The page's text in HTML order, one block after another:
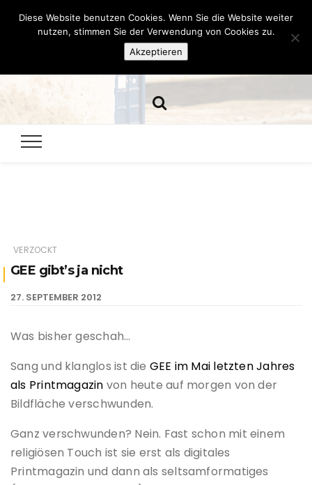
Hazamelistan
VERZOCKT
GEE gibt’s ja nicht
27. SEPTEMBER 2012
Was bisher geschah…
Sang und klanglos ist die GEE im Mai letzten Jahres
als Printmagazin von heute auf morgen von der
Bildfläche verschwunden.
Ganz verschwunden? Nein. Fast schon mit einem
religiösen Touch ist sie erst als digitales
Printmagazin und dann als seltsamformatiges
Diese Website benutzen Cookies. Wenn Sie die Website weiter
nutzen, stimmen Sie der Verwendung von Cookies zu.
Akzeptieren